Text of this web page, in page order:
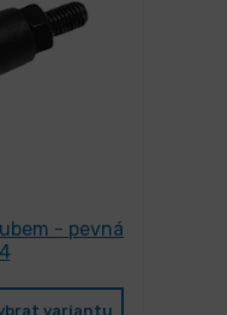
- pevná
variantu